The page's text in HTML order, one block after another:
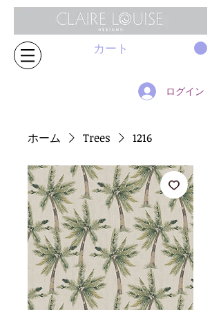
カート
ログイン
ホーム Trees 1216